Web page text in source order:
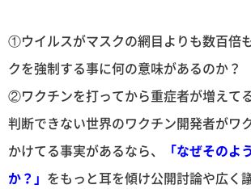
①ウイルスがマスクの網目よりも数百倍
クを強制する事に何の意味があるのか？
②ワクチンを打ってから重症者が増えて
判断できない世界のワクチン開発者がワ
かけてる事実があるなら、
「なぜそのよ
か？」 をもっと耳を傾け公開討論や広く